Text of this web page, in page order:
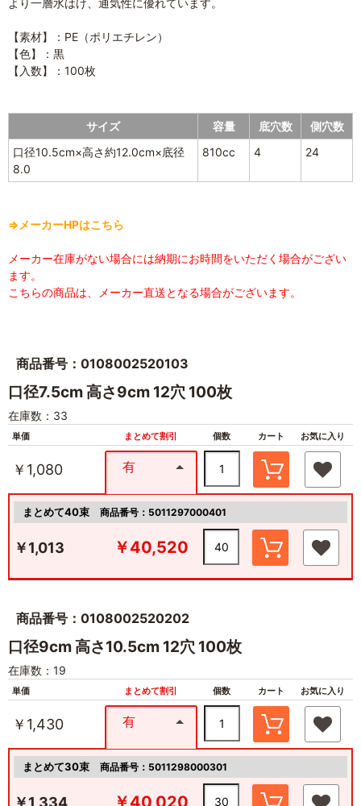
より一層水はけ、通気性に優れています。
【素材】：PE（ポリエチレン）
【色】：黒
【入数】：100枚
サイズ 容量 底穴数
側穴数
口径10.5cm×高さ約12.0cm×底径
8.0
810cc 4 24
⇒メーカーHPはこちら
メーカー在庫がない場合には納期にお時間をいただく場合がござい
ます。
こちらの商品は、メーカー直送となる場合がございます。
商品番号：0108002520103
口径7.5cm 高さ9cm 12穴 100枚
在庫数：33
単価 まとめて割引 個数 カート お気に入り
￥1,080 有
まとめて40束 商品番号：5011297000401
￥1,013 ￥40,520
商品番号：0108002520202
口径9cm 高さ10.5cm 12穴 100枚
在庫数：19
単価 まとめて割引 個数 カート お気に入り
￥1,430 有
まとめて30束 商品番号：5011298000301
￥1,334